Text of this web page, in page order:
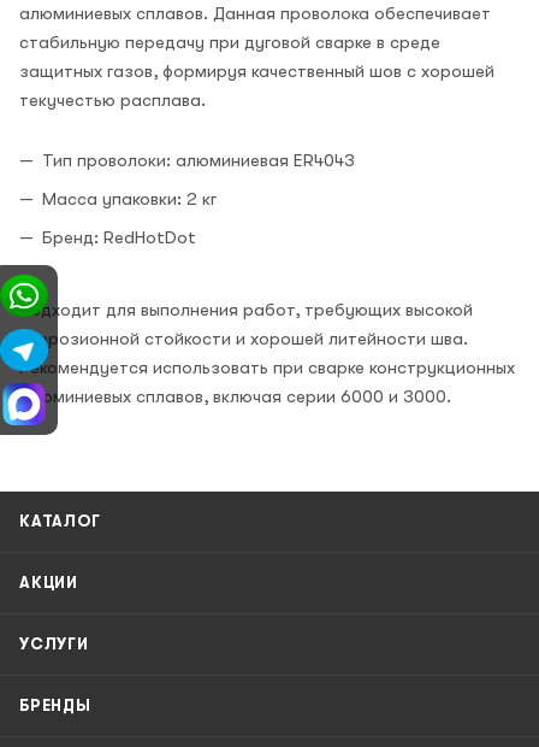
алюминиевых сплавов. Данная проволока обеспечивает
стабильную передачу при дуговой сварке в среде
защитных газов, формируя качественный шов с хорошей
текучестью расплава.
Тип проволоки: алюминиевая ER4043
Масса упаковки: 2 кг
Бренд: RedHotDot
Подходит для выполнения работ, требующих высокой
коррозионной стойкости и хорошей литейности шва.
Рекомендуется использовать при сварке конструкционных
алюминиевых сплавов, включая серии 6000 и 3000.
КАТАЛОГ
АКЦИИ
УСЛУГИ
БРЕНДЫ